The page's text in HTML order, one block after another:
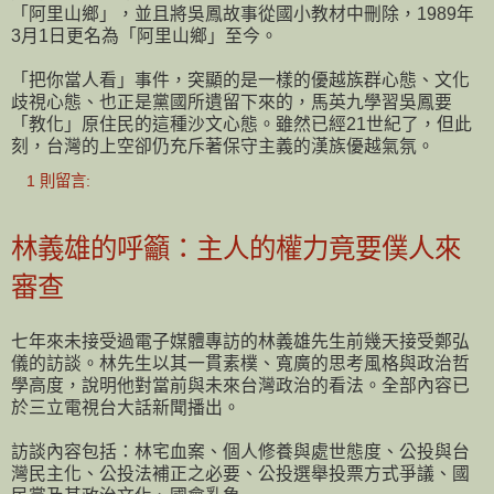
「阿里山鄉」，並且將吳鳳故事從國小教材中刪除，1989年
3月1日更名為「阿里山鄉」至今。
「把你當人看」事件，突顯的是一樣的優越族群心態、文化
歧視心態、也正是黨國所遺留下來的，馬英九學習吳鳳要
「教化」原住民的這種沙文心態。雖然已經21世紀了，但此
刻，台灣的上空卻仍充斥著保守主義的漢族優越氣氛。
1 則留言:
林義雄的呼籲：主人的權力竟要僕人來
審查
七年來未接受過電子媒體專訪的林義雄先生前幾天接受鄭弘
儀的訪談。林先生以其一貫素樸、寬廣的思考風格與政治哲
學高度，說明他對當前與未來台灣政治的看法。全部內容已
於三立電視台大話新聞播出。
訪談內容包括：林宅血案、個人修養與處世態度、公投與台
灣民主化、公投法補正之必要、公投選舉投票方式爭議、國